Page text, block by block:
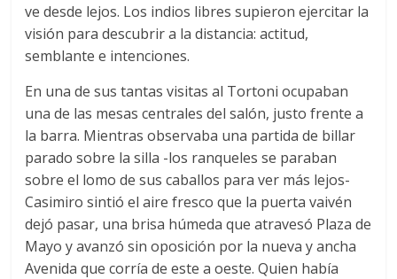
ve desde lejos. Los indios libres supieron ejercitar la
visión para descubrir a la distancia: actitud,
semblante e intenciones.
En una de sus tantas visitas al Tortoni ocupaban
una de las mesas centrales del salón, justo frente a
la barra. Mientras observaba una partida de billar
parado sobre la silla -los ranqueles se paraban
sobre el lomo de sus caballos para ver más lejos-
Casimiro sintió el aire fresco que la puerta vaivén
dejó pasar, una brisa húmeda que atravesó Plaza de
Mayo y avanzó sin oposición por la nueva y ancha
Avenida que corría de este a oeste. Quien había